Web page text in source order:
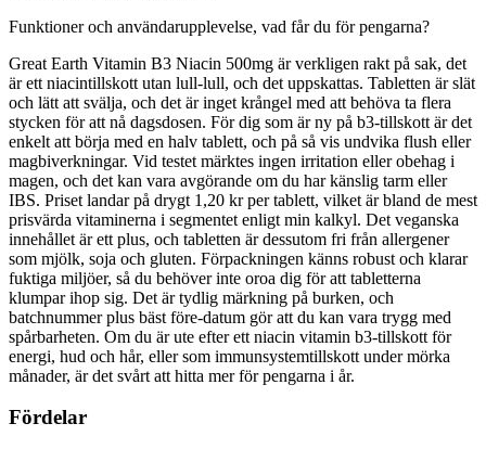
Funktioner och användarupplevelse, vad får du för pengarna?
Great Earth Vitamin B3 Niacin 500mg är verkligen rakt på sak, det
är ett niacintillskott utan lull-lull, och det uppskattas. Tabletten är slät
och lätt att svälja, och det är inget krångel med att behöva ta flera
stycken för att nå dagsdosen. För dig som är ny på b3-tillskott är det
enkelt att börja med en halv tablett, och på så vis undvika flush eller
magbiverkningar. Vid testet märktes ingen irritation eller obehag i
magen, och det kan vara avgörande om du har känslig tarm eller
IBS. Priset landar på drygt 1,20 kr per tablett, vilket är bland de mest
prisvärda vitaminerna i segmentet enligt min kalkyl. Det veganska
innehållet är ett plus, och tabletten är dessutom fri från allergener
som mjölk, soja och gluten. Förpackningen känns robust och klarar
fuktiga miljöer, så du behöver inte oroa dig för att tabletterna
klumpar ihop sig. Det är tydlig märkning på burken, och
batchnummer plus bäst före-datum gör att du kan vara trygg med
spårbarheten. Om du är ute efter ett niacin vitamin b3-tillskott för
energi, hud och hår, eller som immunsystemtillskott under mörka
månader, är det svårt att hitta mer för pengarna i år.
Fördelar